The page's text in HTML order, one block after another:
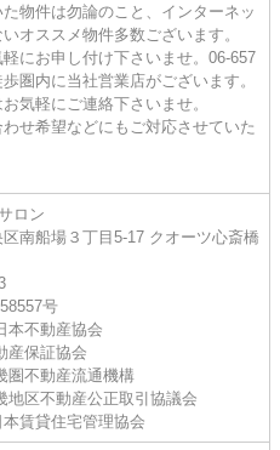
物件は勿論のこと、インターネッ
オススメ物件多数ございます。
にお申し付け下さいませ。06-657
圏内に当社営業店がございます。
気軽にご連絡下さいませ。
せ希望などにもご対応させていた
ロン
南船場３丁目5-17 クオーツ心斎橋
号
本不動産協会
産保証協会
圏不動産流通機構
地区不動産公正取引協議会
賃貸住宅管理協会